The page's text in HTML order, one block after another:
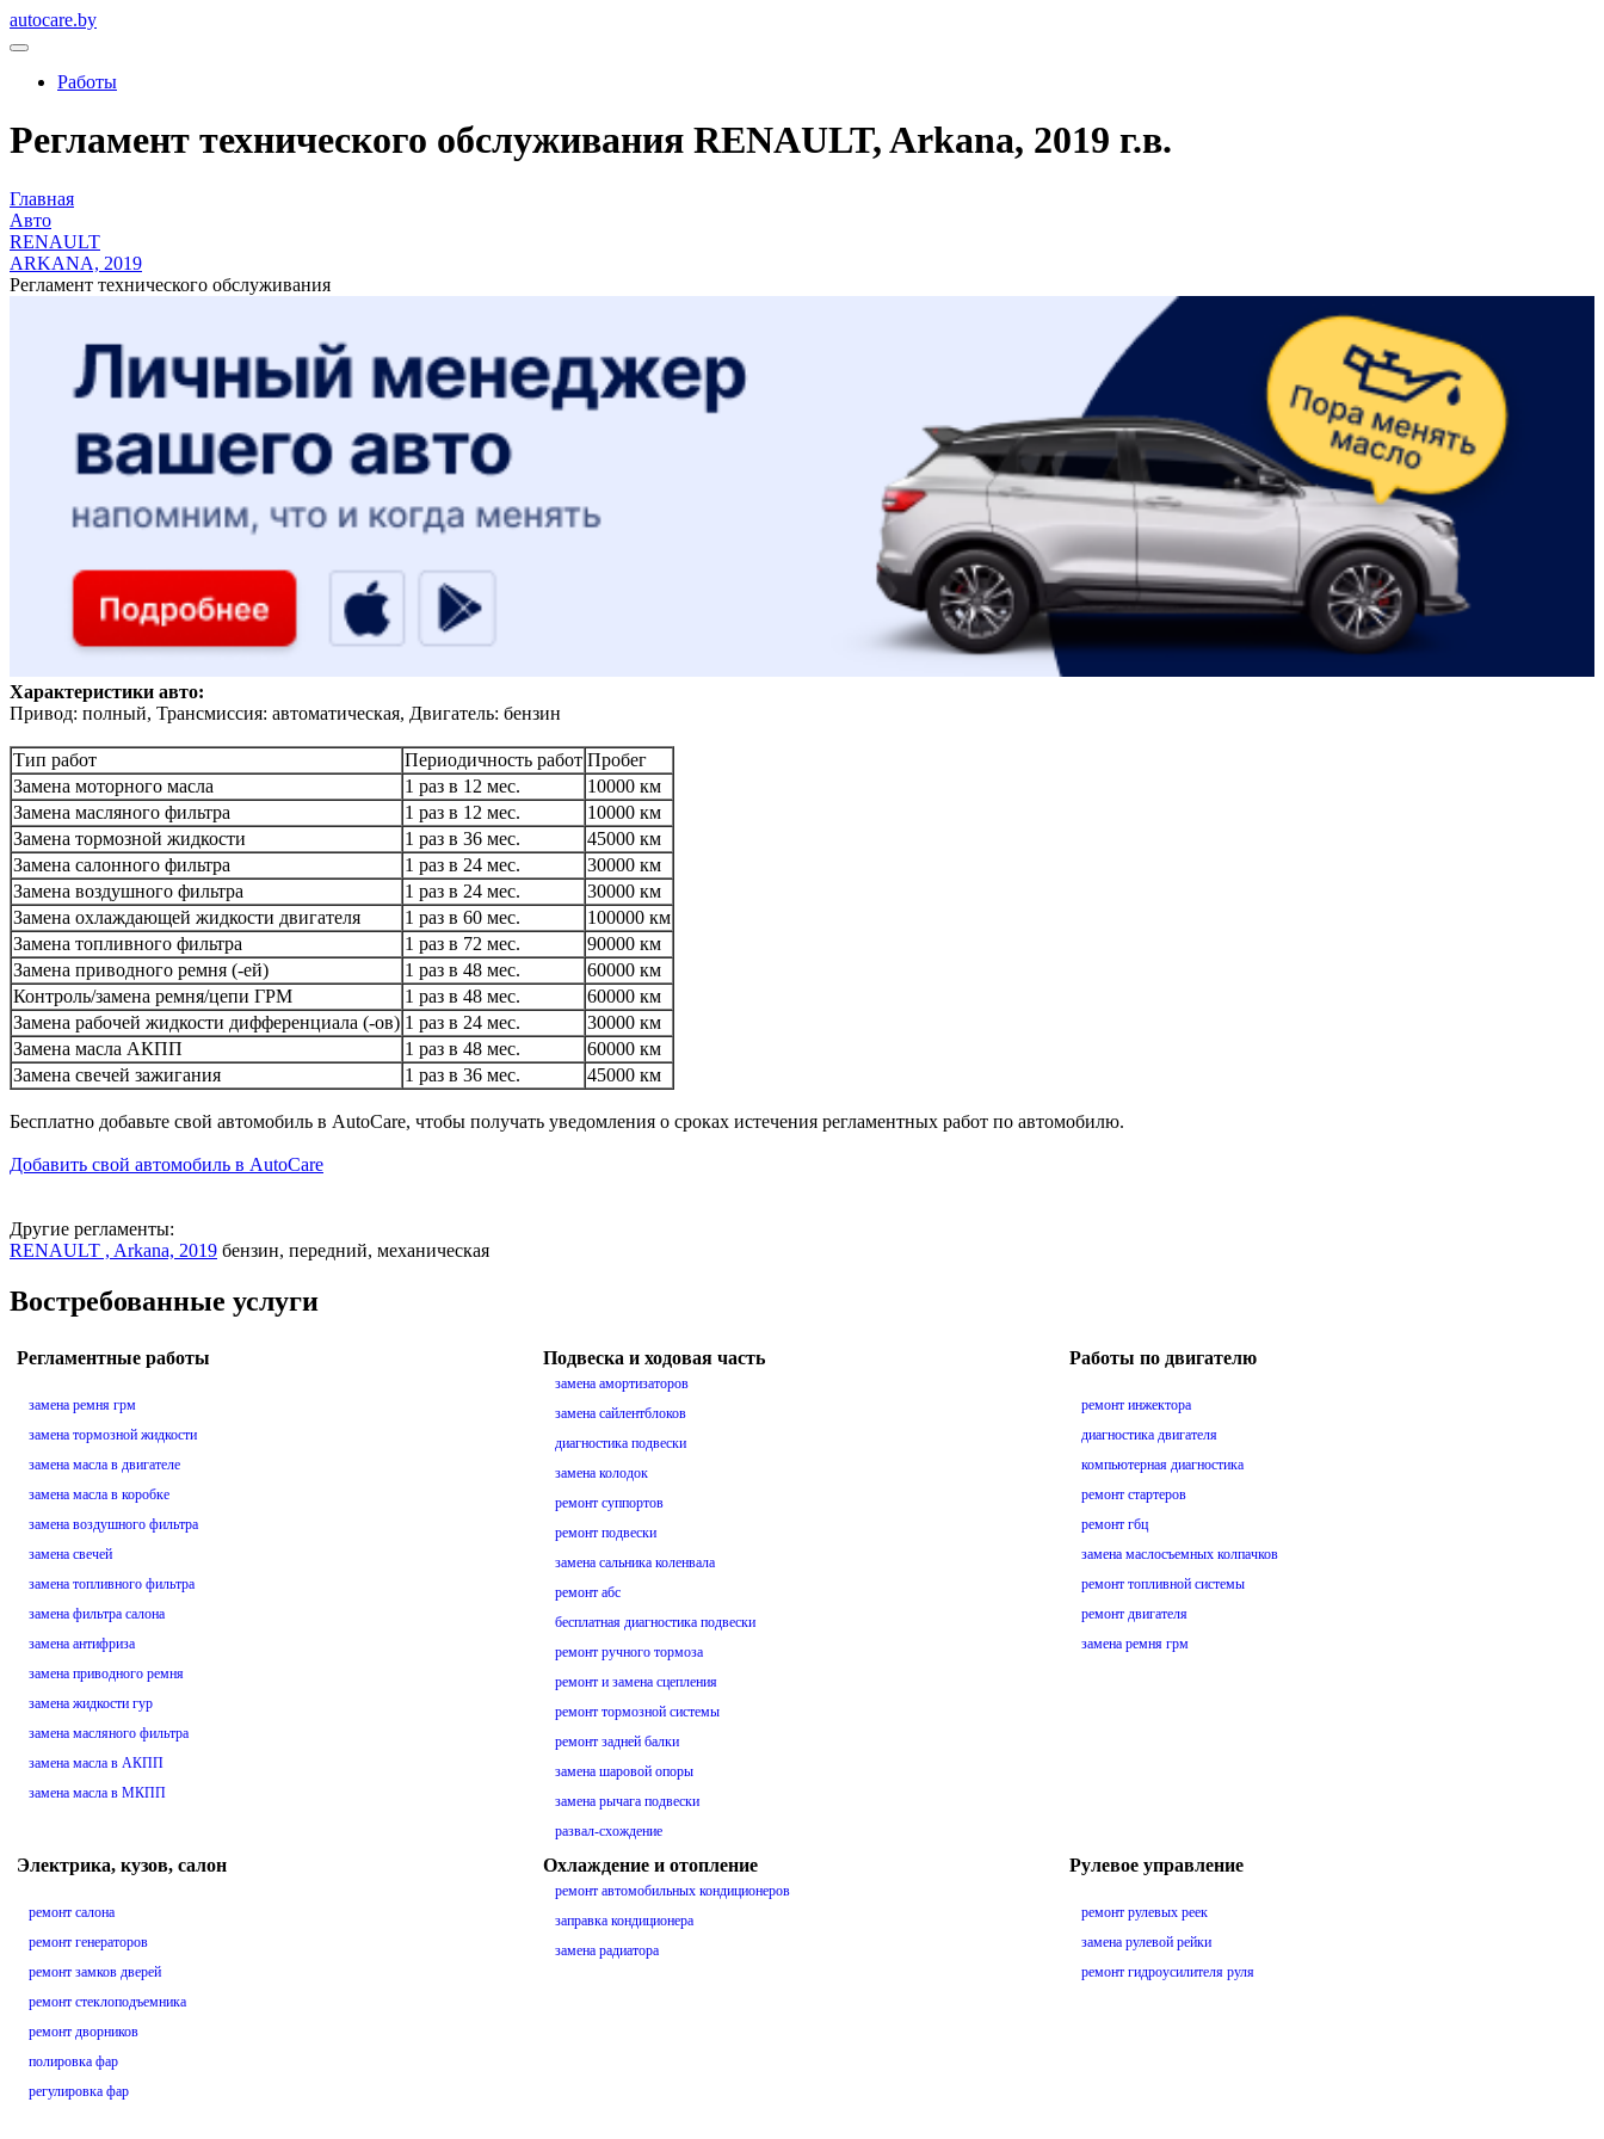
autocare.by
Работы
Регламент технического обслуживания RENAULT, Arkana, 2019 г.в.
Главная
Авто
RENAULT
ARKANA, 2019
Регламент технического обслуживания
Характеристики авто:
Привод: полный, Трансмиссия: автоматическая, Двигатель: бензин
Тип работ Периодичность работ Пробег
Замена моторного масла
1 раз в 12 мес.
10000 км
Замена масляного фильтра
1 раз в 12 мес.
10000 км
Замена тормозной жидкости
1 раз в 36 мес.
45000 км
Замена салонного фильтра
1 раз в 24 мес.
30000 км
Замена воздушного фильтра
1 раз в 24 мес.
30000 км
Замена охлаждающей жидкости двигателя
1 раз в 60 мес.
100000 км
Замена топливного фильтра
1 раз в 72 мес.
90000 км
Замена приводного ремня (-ей)
1 раз в 48 мес.
60000 км
Контроль/замена ремня/цепи ГРМ
1 раз в 48 мес.
60000 км
Замена рабочей жидкости дифференциала (-ов) 1 раз в 24 мес.
30000 км
Замена масла АКПП
1 раз в 48 мес.
60000 км
Замена свечей зажигания
1 раз в 36 мес. 45000 км
Бесплатно добавьте свой автомобиль в AutoCare, чтобы получать уведомления о сроках истечения регламентных работ по автомобилю.
Добавить свой автомобиль в AutoCare
Другие регламенты:
RENAULT , Arkana, 2019 бензин, передний, механическая
Востребованные услуги
Регламентные работы
замена ремня грм
замена тормозной жидкости
замена масла в двигателе
замена масла в коробке
замена воздушного фильтра
замена свечей
замена топливного фильтра
замена фильтра салона
замена антифриза
замена приводного ремня
замена жидкости гур
замена масляного фильтра
замена масла в АКПП
замена масла в МКПП
Подвеска и ходовая часть
замена амортизаторов
замена сайлентблоков
диагностика подвески
замена колодок
ремонт суппортов
ремонт подвески
замена сальника коленвала
ремонт абс
бесплатная диагностика подвески
ремонт ручного тормоза
ремонт и замена сцепления
ремонт тормозной системы
ремонт задней балки
замена шаровой опоры
замена рычага подвески
развал-схождение
Работы по двигателю
ремонт инжектора
диагностика двигателя
компьютерная диагностика
ремонт стартеров
ремонт гбц
замена маслосъемных колпачков
ремонт топливной системы
ремонт двигателя
замена ремня грм
Электрика, кузов, салон
ремонт салона
ремонт генераторов
ремонт замков дверей
ремонт стеклоподъемника
ремонт дворников
полировка фар
регулировка фар
Охлаждение и отопление
ремонт автомобильных кондиционеров
заправка кондиционера
замена радиатора
Рулевое управление
ремонт рулевых реек
замена рулевой рейки
ремонт гидроусилителя руля